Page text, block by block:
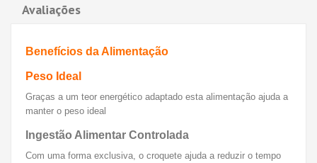
Avaliações
Benefícios da Alimentação
Peso Ideal
Graças a um teor energético adaptado esta alimentação ajuda a
manter o peso ideal
Ingestão Alimentar Controlada
Com uma forma exclusiva, o croquete ajuda a reduzir o tempo